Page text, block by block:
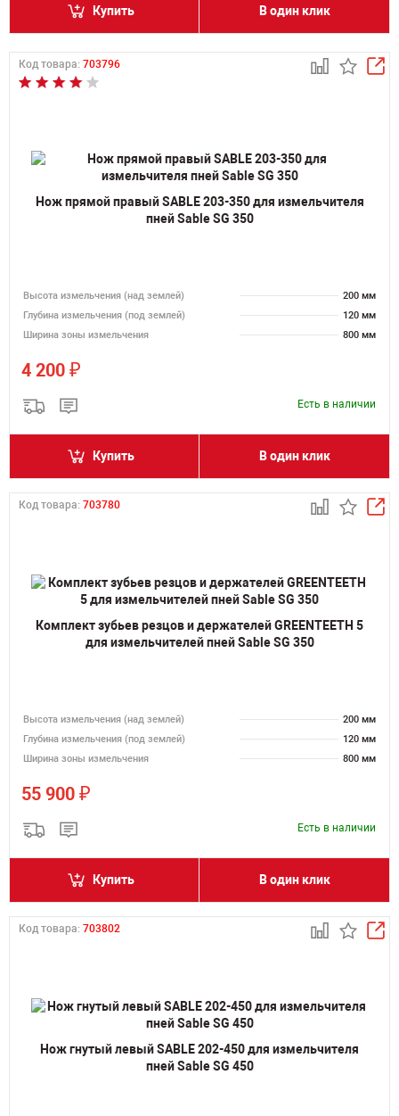
Купить В один клик
Код товара: 703796
Нож прямой правый SABLE 203-350 для измельчителя
пней Sable SG 350
Высота измельчения (над землей)
200 мм
Глубина измельчения (под землей)
120 мм
Ширина зоны измельчения
800 мм
4 200 ₽
Есть в наличии
Купить В один клик
Код товара: 703780
Комплект зубьев резцов и держателей GREENTEETH 5
для измельчителей пней Sable SG 350
Высота измельчения (над землей)
200 мм
Глубина измельчения (под землей)
120 мм
Ширина зоны измельчения
800 мм
55 900 ₽
Есть в наличии
Купить В один клик
Код товара: 703802
Нож гнутый левый SABLE 202-450 для измельчителя
пней Sable SG 450